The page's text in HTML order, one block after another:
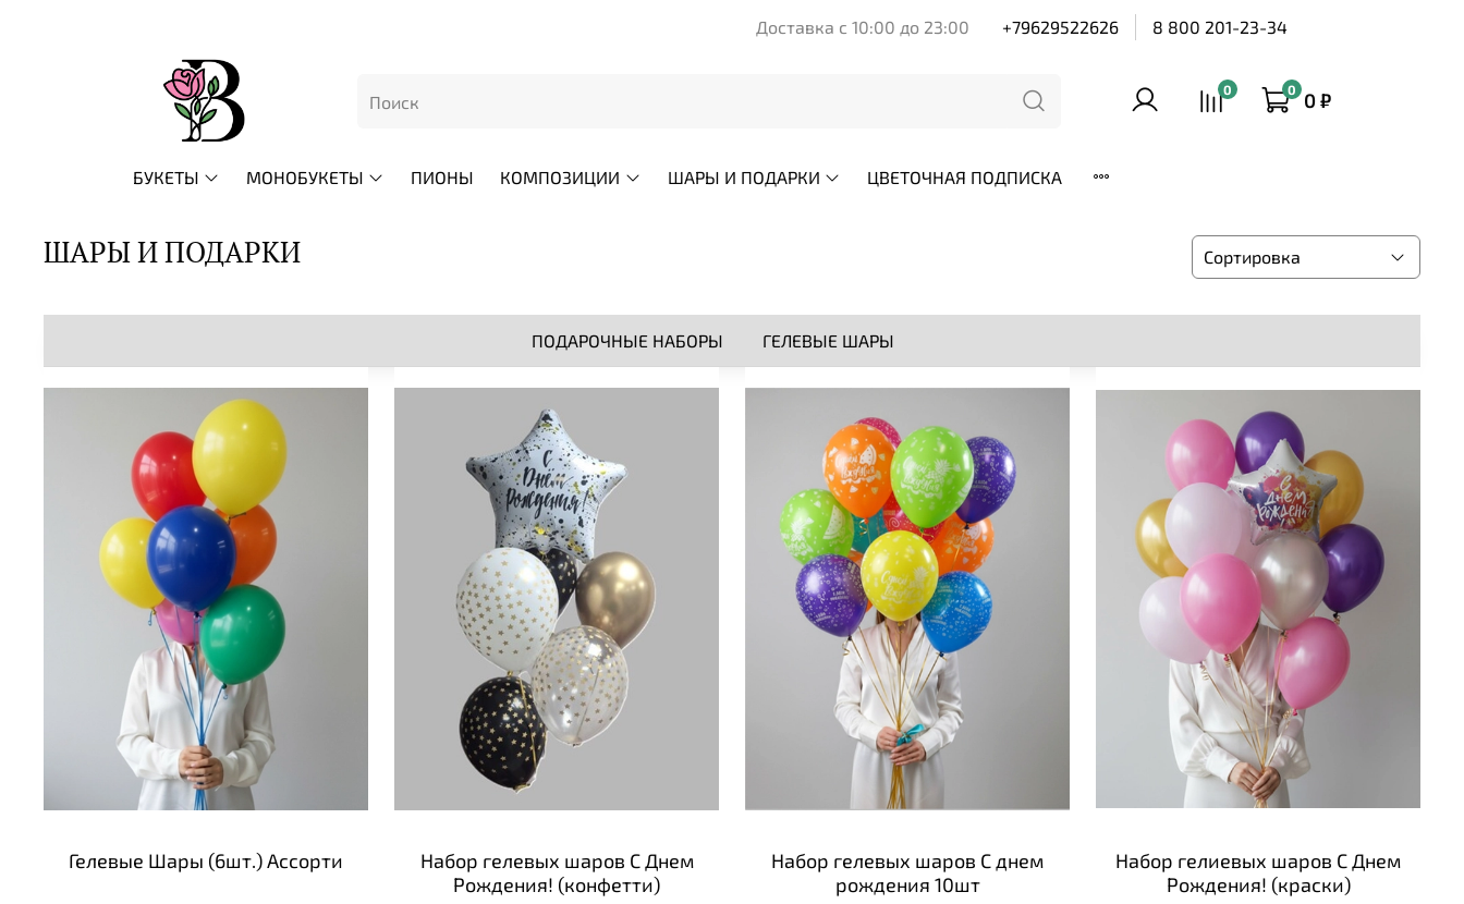
Доставка с 10:00 до 23:00 +79629522626 8 800 201-23-34
0 0 0 ₽
БУКЕТЫ МОНОБУКЕТЫ ПИОНЫ КОМПОЗИЦИИ ШАРЫ И ПОДАРКИ ЦВЕТОЧНАЯ ПОДПИСКА
ШАРЫ И ПОДАРКИ
ПОДАРОЧНЫЕ НАБОРЫ ГЕЛЕВЫЕ ШАРЫ
Гелевые Шары (6шт.) Ассорти
Набор гелевых шаров С Днем
Рождения! (конфетти)
Набор гелевых шаров С днем
рождения 10шт
Набор гелиевых шаров С Днем
Рождения! (краски)